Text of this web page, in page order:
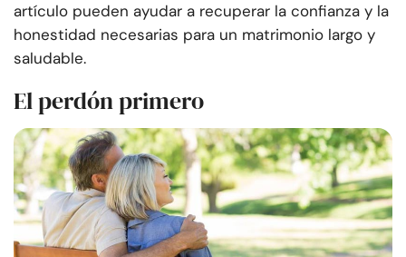
artículo pueden ayudar a recuperar la confianza y la
honestidad necesarias para un matrimonio largo y
saludable.
El perdón primero